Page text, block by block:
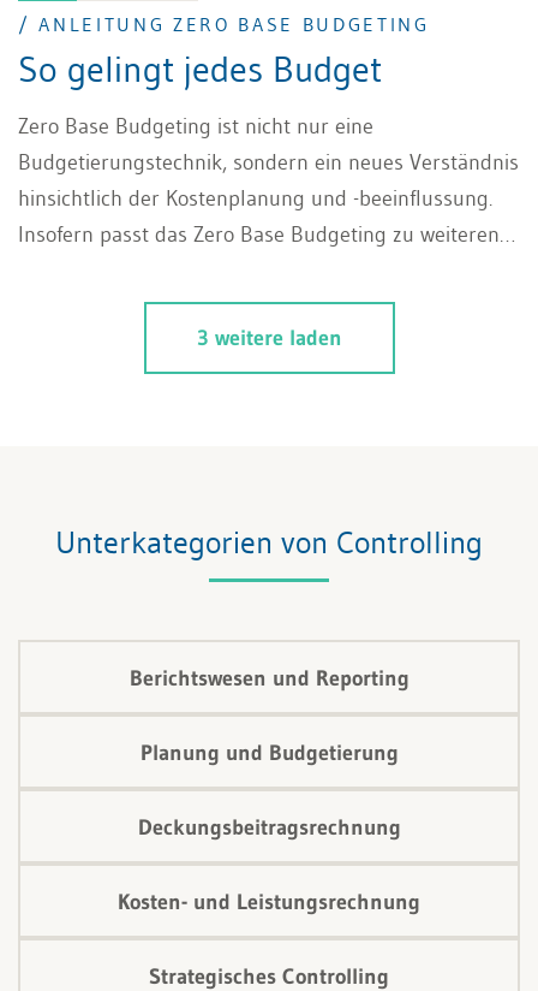
/ ANLEITUNG ZERO BASE BUDGETING
So gelingt jedes Budget
Zero Base Budgeting ist nicht nur eine
Budgetierungstechnik, sondern ein neues Verständnis
hinsichtlich der Kostenplanung und -beeinflussung.
Insofern passt das Zero Base Budgeting zu weiteren
Prozess-Reengineering, der Prozesskostenrechnung
oder dem Activity-based Budgeting und anderen,
wodurch die Wirkung von Zero Base Budgeting für
Base Budgeting.
3 weitere laden
Unterkategorien von Controlling
Berichtswesen und Reporting
Planung und Budgetierung
Deckungsbeitragsrechnung
Kosten- und Leistungsrechnung
Strategisches Controlling